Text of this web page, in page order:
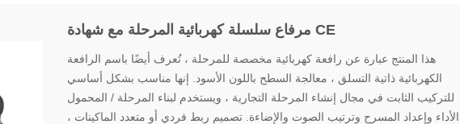
مرفاع سلسلة كهربائية المرحلة مع شهادة CE
هذا المنتج عبارة عن رافعة كهربائية مخصصة للمرحلة ، تُعرف أيضًا باسم الرافعة
الكهربائية ذاتية التسلق ، معالجة السطح باللون الأسود. إنها مناسب بشكل أساسي
للتركيب الثابت في مجال إنشاء المرحلة التجارية ، ويستخدم لبناء المرحلة / المحمول
الأداء وإعداد المسرح وترتيب الصوت والإضاءة. تصميم ربط فردي أو متعدد الماكينات ،